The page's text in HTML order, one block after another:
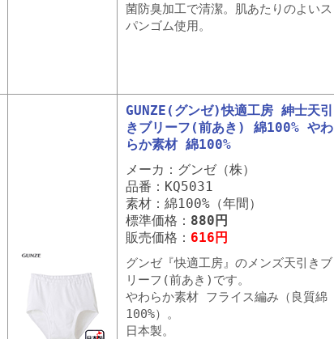
菌防臭加工で清潔。肌あたりのよいス
パンゴム使用。
GUNZE(グンゼ)快適工房 紳士天引
きブリーフ(前あき) 綿100% やわ
らか素材 綿100%
メーカ：グンゼ（株）
品番：KQ5031
素材：綿100%（年間）
標準価格： 880円
販売価格： 616円
グンゼ『快適工房』のメンズ天引きブ
リーフ(前あき)です。
やわらか素材 フライス編み（良質綿
100%）。
日本製。